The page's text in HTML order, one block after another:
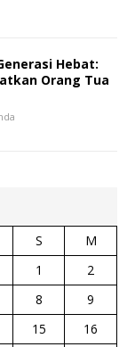
Hebat:
Orang Tua
S
M
1
2
8
9
15
16